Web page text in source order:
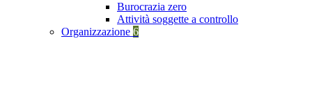
Burocrazia zero
Attività soggette a controllo
Organizzazione 6